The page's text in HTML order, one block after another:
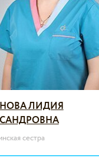
ЛИДИЯ
сестра